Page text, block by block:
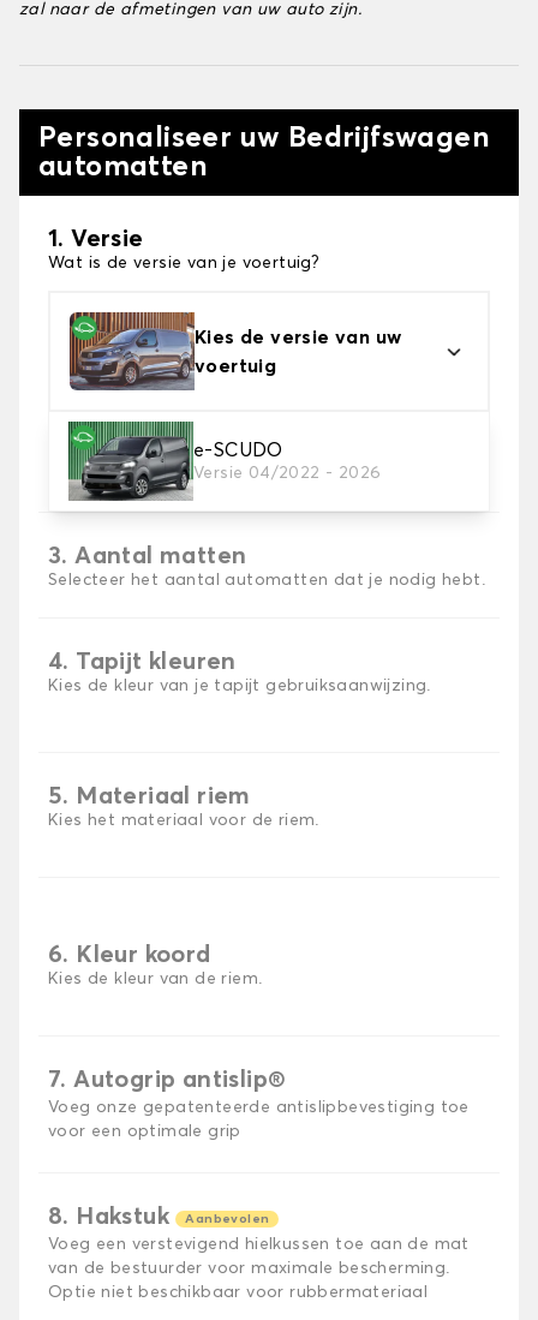
zal naar de afmetingen van uw auto zijn.
Personaliseer uw Bedrijfswagen
automatten
1. Versie
Wat is de versie van je voertuig?
Kies de versie van uw
voertuig
e-SCUDO
Versie 04/2022 - 2026
2. Materiaal
Kies het materiaal van uw automatten
3. Aantal matten
Selecteer het aantal automatten dat je nodig hebt.
4. Tapijt kleuren
Kies de kleur van je tapijt gebruiksaanwijzing.
5. Materiaal riem
Kies het materiaal voor de riem.
6. Kleur koord
Kies de kleur van de riem.
7. Autogrip antislip®
Voeg onze gepatenteerde antislipbevestiging toe
voor een optimale grip
8. Hakstuk Aanbevolen
Voeg een verstevigend hielkussen toe aan de mat
van de bestuurder voor maximale bescherming.
Optie niet beschikbaar voor rubbermateriaal